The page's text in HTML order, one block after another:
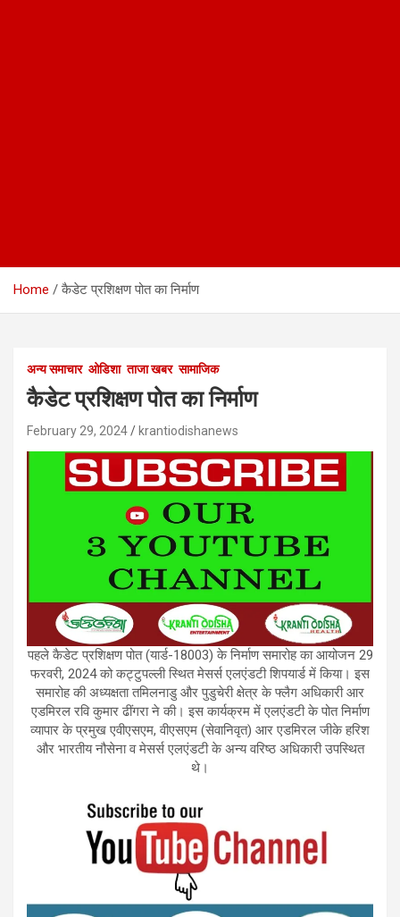
Home कैडेट प्रशिक्षण पोत का निर्माण
अन्य समाचार ओडिशा ताजा खबर सामाजिक
कैडेट प्रशिक्षण पोत का निर्माण
February 29, 2024 krantiodishanews
पहले कैडेट प्रशिक्षण पोत (यार्ड-18003) के निर्माण समारोह का आयोजन 29
फरवरी, 2024 को कट्टुपल्ली स्थित मेसर्स एलएंडटी शिपयार्ड में किया। इस
समारोह की अध्यक्षता तमिलनाडु और पुडुचेरी क्षेत्र के फ्लैग अधिकारी आर
एडमिरल रवि कुमार ढींगरा ने की। इस कार्यक्रम में एलएंडटी के पोत निर्माण
व्यापार के प्रमुख एवीएसएम, वीएसएम (सेवानिवृत) आर एडमिरल जीके हरिश
और भारतीय नौसेना व मेसर्स एलएंडटी के अन्य वरिष्ठ अधिकारी उपस्थित
थे।